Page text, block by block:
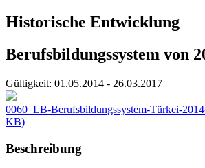
Historische Entwicklung
Berufsbildungssystem von
Gültigkeit: 01.05.2014 - 26.03.2017
0060_LB-Berufsbildungssystem-Türkei-
KB)
Beschreibung